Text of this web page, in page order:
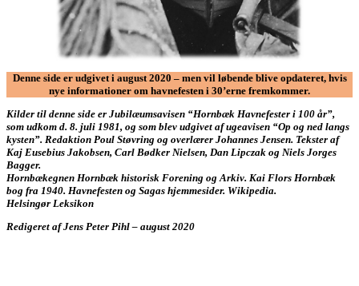
Denne side er udgivet i august 2020 – men vil løbende blive opdateret, hvis
nye informationer om havnefesten i 30’erne fremkommer.
Kilder til denne side er Jubilæumsavisen “Hornbæk Havnefester i 100 år”,
som udkom d. 8. juli 1981, og som blev udgivet af ugeavisen “Op og ned langs
kysten”. Redaktion Poul Støvring og overlærer Johannes Jensen. Tekster af
Kaj Eusebius Jakobsen, Carl Bødker Nielsen, Dan Lipczak og Niels Jorges
Bagger.
Hornbækegnen Hornbæk historisk Forening og Arkiv. Kai Flors Hornbæk
bog fra 1940. Havnefesten og Sagas hjemmesider. Wikipedia.
Helsingør Leksikon
Redigeret af Jens Peter Pihl – august 2020